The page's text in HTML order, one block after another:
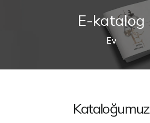
E-katalog
Ev
Kataloğumuz